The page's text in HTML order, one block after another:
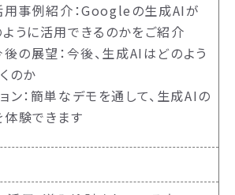
事例紹介：Googleの生成AIが
うに活用できるのかをご紹介
の展望：今後、生成AIはどのよう
のか
ン：簡単なデモを通して、生成AIの
験できます